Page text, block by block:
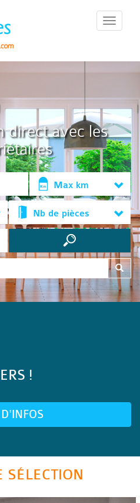
::Menu::
direct avec les
Max km
Nb de pièces
!
SÉLECTION